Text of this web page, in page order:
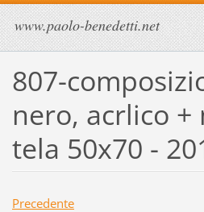
www.paolo-benedetti.net
807-
nero, acrlico +
tela 50x70 -
Precedente